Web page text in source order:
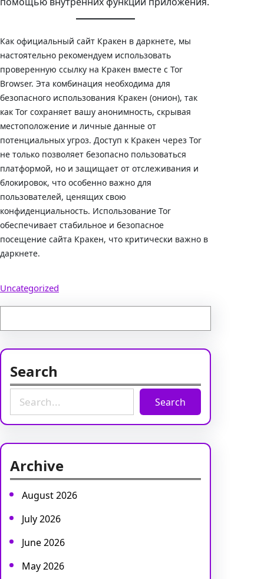
Как официальный сайт Кракен в даркнете, мы
настоятельно рекомендуем использовать
проверенную ссылку на Кракен вместе с Tor
Browser. Эта комбинация необходима для
безопасного использования Кракен (онион), так
как Tor сохраняет вашу анонимность, скрывая
местоположение и личные данные от
потенциальных угроз. Доступ к Кракен через Tor
не только позволяет безопасно пользоваться
платформой, но и защищает от отслеживания и
блокировок, что особенно важно для
пользователей, ценящих свою
конфиденциальность. Использование Tor
обеспечивает стабильное и безопасное
посещение сайта Кракен, что критически важно в
даркнете.
Uncategorized
Search
a
h
Search
Archive
August 2026
July 2026
June 2026
May 2026